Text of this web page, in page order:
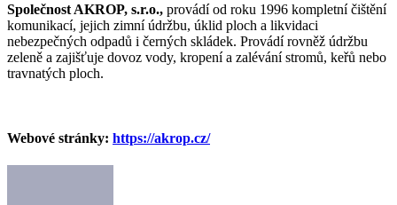
Společnost AKROP, s.r.o., provádí od roku 1996 kompletní čištění
komunikací, jejich zimní údržbu, úklid ploch a likvidaci
nebezpečných odpadů i černých skládek. Provádí rovněž údržbu
zeleně a zajišťuje dovoz vody, kropení a zalévání stromů, keřů nebo
travnatých ploch.
Webové stránky: https://akrop.cz/